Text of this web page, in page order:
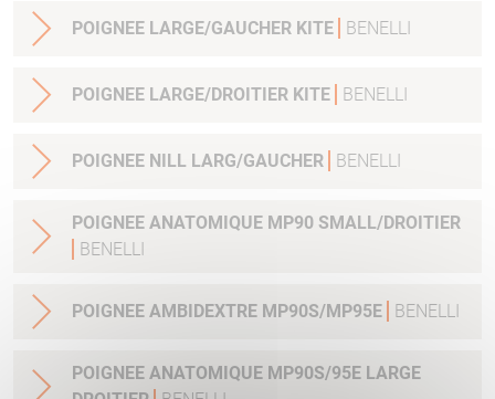
POIGNEE LARGE/GAUCHER KITE BENELLI
POIGNEE LARGE/DROITIER KITE BENELLI
POIGNEE NILL LARG/GAUCHER BENELLI
POIGNEE ANATOMIQUE MP90 SMALL/DROITIER
BENELLI
POIGNEE AMBIDEXTRE MP90S/MP95E BENELLI
POIGNEE ANATOMIQUE MP90S/95E LARGE